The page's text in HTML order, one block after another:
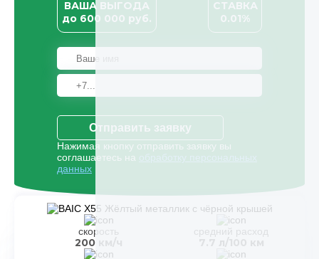
ВАША ВЫГОДА
до 600 000 руб.
СТАВКА
0.01%
Отправить заявку
Нажимая кнопку отправить заявку вы
соглашаетесь на
данных
скорость
200 км/ч
средний расход